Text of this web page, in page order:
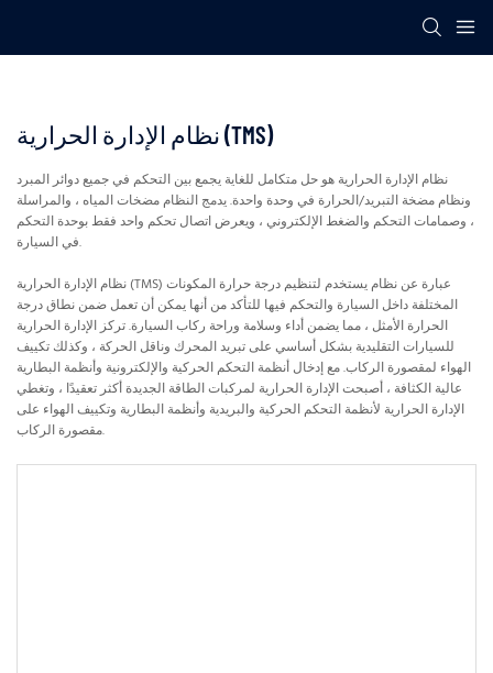
نظام الإدارة الحرارية (TMS)
نظام الإدارة الحرارية هو حل متكامل للغاية يجمع بين التحكم في جميع دوائر المبرد
ونظام مضخة التبريد/الحرارة في وحدة واحدة. يدمج النظام مضخات المياه ، والمراسلة
، وصمامات التحكم والضغط الإلكتروني ، ويعرض اتصال تحكم واحد فقط بوحدة التحكم
في السيارة.
نظام الإدارة الحرارية (TMS) عبارة عن نظام يستخدم لتنظيم درجة حرارة المكونات
المختلفة داخل السيارة والتحكم فيها للتأكد من أنها يمكن أن تعمل ضمن نطاق درجة
الحرارة الأمثل ، مما يضمن أداء وسلامة وراحة ركاب السيارة. تركز الإدارة الحرارية
للسيارات التقليدية بشكل أساسي على تبريد المحرك وناقل الحركة ، وكذلك تكييف
الهواء لمقصورة الركاب. مع إدخال أنظمة التحكم الحركية والإلكترونية وأنظمة البطارية
عالية الكثافة ، أصبحت الإدارة الحرارية لمركبات الطاقة الجديدة أكثر تعقيدًا ، وتغطي
الإدارة الحرارية لأنظمة التحكم الحركية والبريدية وأنظمة البطارية وتكييف الهواء على
مقصورة الركاب.